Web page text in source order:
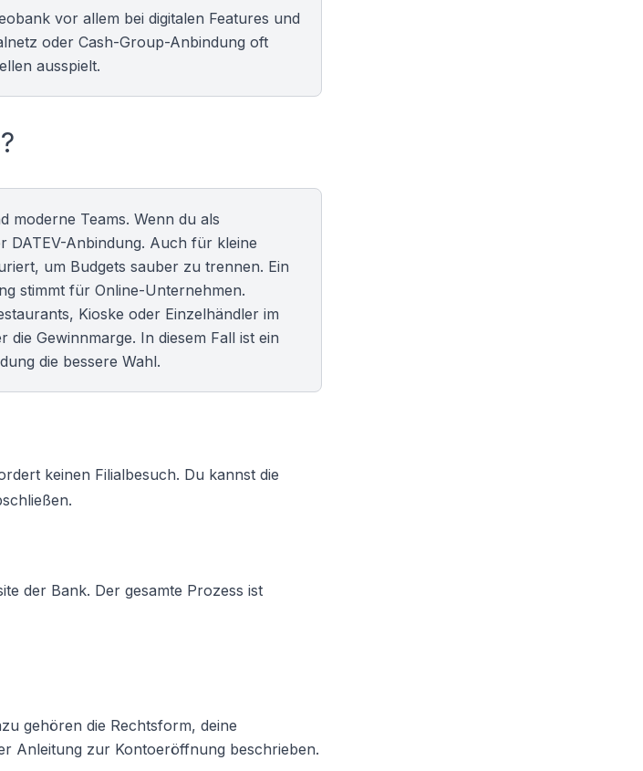
vor allem bei digitalen Features und
oder Cash-Group-Anbindung oft
ausspielt.
moderne Teams. Wenn du als
DATEV-Anbindung. Auch für kleine
um Budgets sauber zu trennen. Ein
stimmt für Online-Unternehmen.
Kioske oder Einzelhändler im
Gewinnmarge. In diesem Fall ist ein
die bessere Wahl.
keinen Filialbesuch. Du kannst die
der Bank. Der gesamte Prozess ist
gehören die Rechtsform, deine
Anleitung zur Kontoeröffnung beschrieben.